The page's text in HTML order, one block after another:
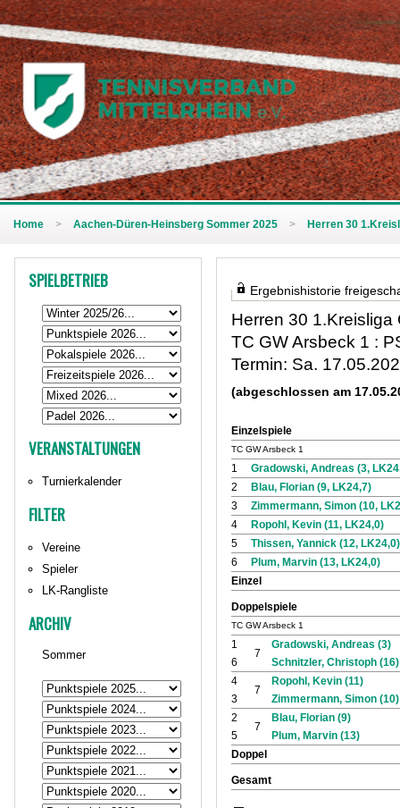
Home > Aachen-Düren-Heinsberg Sommer 2025 > Herren 30
SPIELBETRIEB
VERANSTALTUNGEN
Turnierkalender
FILTER
Vereine
Spieler
LK-Rangliste
ARCHIV
Sommer
Ergebnishistorie
Herren 30 1.Kreisliga
TC GW Arsbeck 1 :
Termin: Sa.
(abgeschlossen am
Einzelspiele
TC GW Arsbeck 1
1
Gradowski, Andreas (3,
2
Blau, Florian (9, LK24,7)
3
Zimmermann, Simon (10,
4
Ropohl, Kevin (11, LK24,0)
5
Thissen, Yannick (12, LK24,0)
6
Plum, Marvin (13, LK24,0)
Einzel
Doppelspiele
TC GW Arsbeck 1
1
6
7
Gradowski, Andreas (3)
Schnitzler, Christoph (16)
4
3
7
Ropohl, Kevin (11)
Zimmermann, Simon (10)
2
5
7
Blau, Florian (9)
Plum, Marvin (13)
Doppel
Gesamt